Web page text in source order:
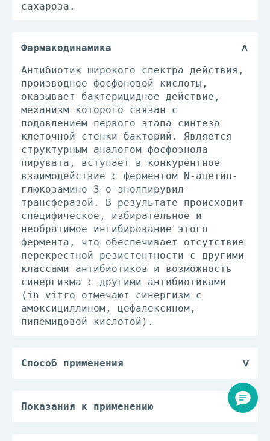
сахароза.
Фармакодинамика
Антибиотик широкого спектра действия,
производное фосфоновой кислоты,
оказывает бактерицидное действие,
механизм которого связан с
подавлением первого этапа синтеза
клеточной стенки бактерий. Является
структурным аналогом фосфоэнола
пирувата, вступает в конкурентное
взаимодействие с ферментом N-ацетил-
глюкозамино-3-о-энолпирувил-
трансферазой. В результате происходит
специфическое, избирательное и
необратимое ингибирование этого
фермента, что обеспечивает отсутствие
перекрестной резистентности с другими
классами антибиотиков и возможность
синергизма с другими антибиотиками
(in vitro отмечают синергизм с
амоксициллином, цефалексином,
пипемидовой кислотой).
Способ применения
день. При необходимости (при тяжелых
Показания к применению